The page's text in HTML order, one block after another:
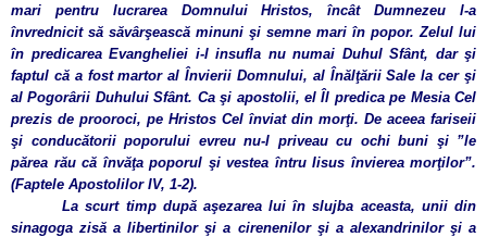
mari pentru lucrarea Domnului Hristos, încât Dumnezeu l-a
învrednicit să săvârşească minuni şi semne mari în popor. Zelul lui
în predicarea Evangheliei i-l insufla nu numai Duhul Sfânt, dar şi
faptul că a fost martor al Învierii Domnului, al Înălţării Sale la cer şi
al Pogorârii Duhului Sfânt. Ca şi apostolii, el Îl predica pe Mesia Cel
prezis de prooroci, pe Hristos Cel înviat din morţi. De aceea fariseii
şi conducătorii poporului evreu nu-l priveau cu ochi buni şi ”le
părea rău că învăţa poporul şi vestea întru Iisus învierea morţilor”.
(Faptele Apostolilor IV, 1-2).
La scurt timp după aşezarea lui în slujba aceasta, unii din
sinagoga zisă a libertinilor şi a cirenenilor şi a alexandrinilor şi a